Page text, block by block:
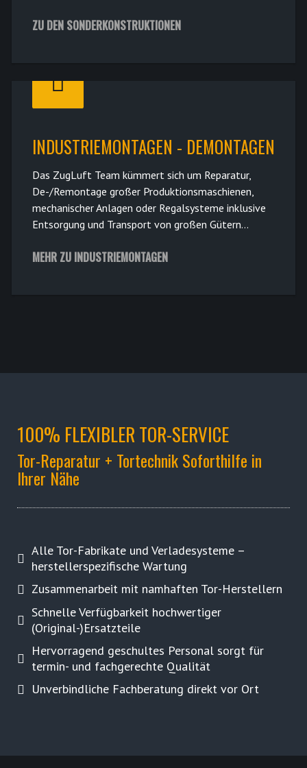
ZU DEN SONDERKONSTRUKTIONEN
INDUSTRIEMONTAGEN - DEMONTAGEN
Das ZugLuft Team kümmert sich um Reparatur,
De-/Remontage großer Produktionsmaschienen,
mechanischer Anlagen oder Regalsysteme inklusive
Entsorgung und Transport von großen Gütern...
MEHR ZU INDUSTRIEMONTAGEN
100% FLEXIBLER TOR-SERVICE
Tor-Reparatur + Tortechnik Soforthilfe in
Ihrer Nähe
Alle Tor-Fabrikate und Verladesysteme –
herstellerspezifische Wartung
Zusammenarbeit mit namhaften Tor-Herstellern
Schnelle Verfügbarkeit hochwertiger
(Original-)Ersatzteile
Hervorragend geschultes Personal sorgt für
termin- und fachgerechte Qualität
Unverbindliche Fachberatung direkt vor Ort